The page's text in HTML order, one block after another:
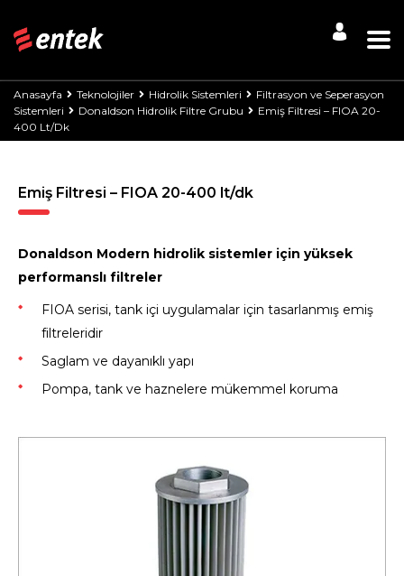
Anasayfa Teknolojiler Hidrolik Sistemleri
Filtrasyon ve Seperasyon
Sistemleri
Donaldson Hidrolik Filtre Grubu
Emiş Filtresi – FIOA 20-
400 Lt/dk
Emiş Filtresi – FIOA 20-400 lt/dk
Donaldson Modern hidrolik sistemler için yüksek
performanslı filtreler
FIOA serisi, tank içi uygulamalar için tasarlanmış emiş
filtreleridir
Saglam ve dayanıklı yapı
Pompa, tank ve haznelere mükemmel koruma